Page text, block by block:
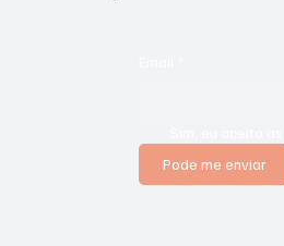
Pode me enviar